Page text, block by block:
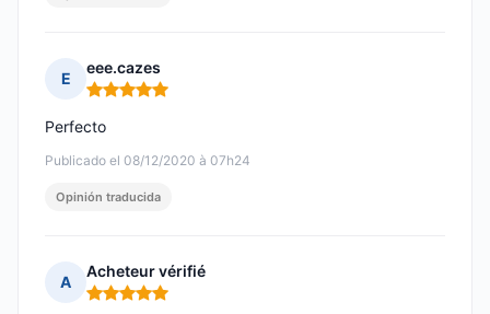
E
eee.cazes
Nota: 5 de 5
Publicado el 08/12/2020 à 07h24
Perfecto
Opinión traducida
A
Acheteur vérifié
Nota: 5 de 5